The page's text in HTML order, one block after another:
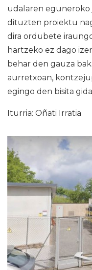
udalaren eguneroko
dituzten proiektu
dira ordubete
hartzeko ez dago
behar den gauza
aurretxoan,
egingo den bisita
Iturria: Oñati Irratia